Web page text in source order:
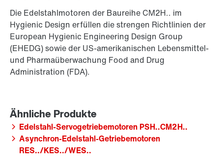
Die Edelstahlmotoren der Baureihe CM2H.. im
Hygienic Design erfüllen die strengen Richtlinien der
European Hygienic Engineering Design Group
(EHEDG) sowie der US-amerikanischen Lebensmittel-
und Pharmaüberwachung Food and Drug
Administration (FDA).
Edelstahl-Servogetriebemotoren PSH..CM2H..
Asynchron-Edelstahl-Getriebemotoren
RES../KES../WES..